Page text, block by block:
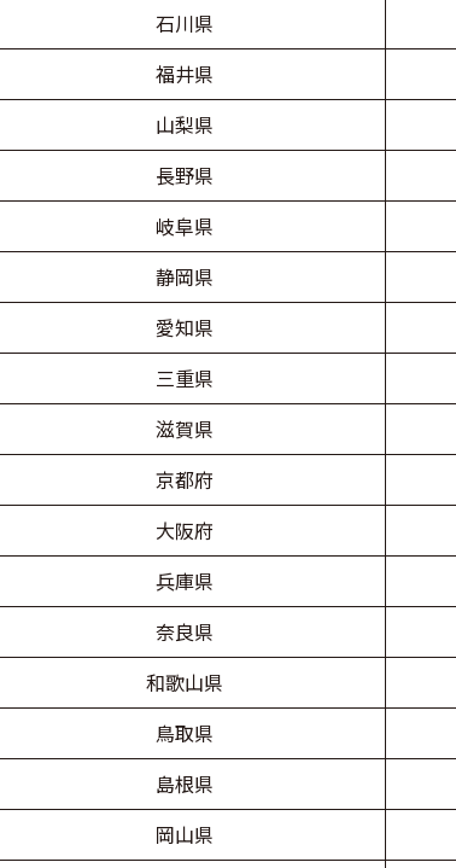
石川県
福井県
山梨県
長野県
岐阜県
静岡県
愛知県
三重県
滋賀県
京都府
大阪府
兵庫県
奈良県
和歌山県
鳥取県
島根県
岡山県